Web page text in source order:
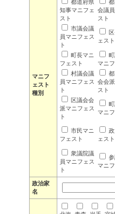
マニフ
ェスト
種別
都道府県
知事マニフェ
スト
会議
スト
市議会議
員マニフェス
ト
ェスト
町長マニ
フェスト
マニ
村議会議
員マニフェス
ト
会会
スト
区議会会
派マニフェス
ト
マニ
市民マニ
フェスト
ェスト
衆議院議
員マニフェス
ト
マニ
政治家
名